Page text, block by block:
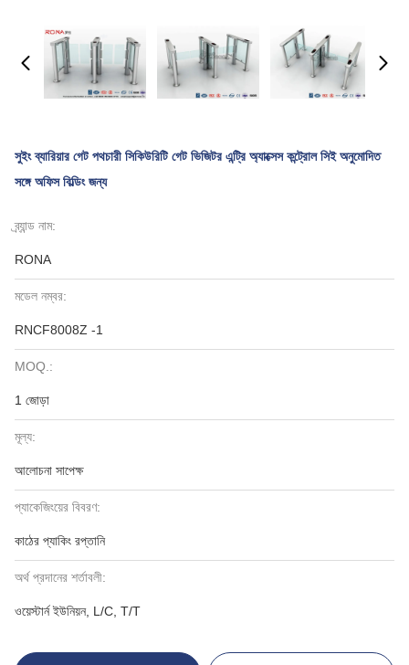
সুইং ব্যারিয়ার গেট পথচারী সিকিউরিটি গেট ভিজিটর এন্ট্রি অ্যাক্সেস কন্ট্রোল সিই অনুমোদিত
সঙ্গে অফিস বিল্ডিং জন্য
ব্র্যান্ড নাম:
RONA
মডেল নম্বর:
RNCF8008Z -1
MOQ.:
1 জোড়া
মূল্য:
আলোচনা সাপেক্ষ
প্যাকেজিংয়ের বিবরণ:
কাঠের প্যাকিং রপ্তানি
অর্থ প্রদানের শর্তাবলী:
ওয়েস্টার্ন ইউনিয়ন, L/C, T/T